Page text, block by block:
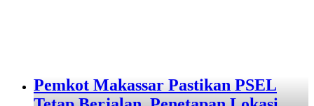
Pemkot Makassar Pastikan PSEL